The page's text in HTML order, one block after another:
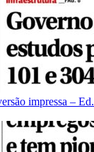
impressa –